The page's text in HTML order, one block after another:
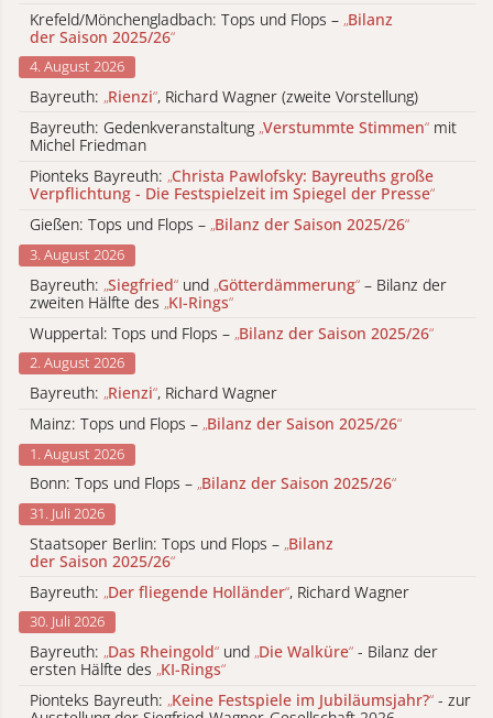
Krefeld/Mönchengladbach: Tops und Flops – „Bilanz
der Saison 2025/26“
4. August 2026
Bayreuth: „Rienzi“, Richard Wagner (zweite Vorstellung)
Bayreuth: Gedenkveranstaltung „Verstummte Stimmen“ mit
Michel Friedman
Pionteks Bayreuth: „Christa Pawlofsky: Bayreuths große
Verpflichtung - Die Festspielzeit im Spiegel der Presse“
Gießen: Tops und Flops – „Bilanz der Saison 2025/26“
3. August 2026
Bayreuth: „Siegfried“ und „Götterdämmerung“ – Bilanz der
zweiten Hälfte des „KI-Rings“
Wuppertal: Tops und Flops – „Bilanz der Saison 2025/26“
2. August 2026
Bayreuth: „Rienzi“, Richard Wagner
Mainz: Tops und Flops – „Bilanz der Saison 2025/26“
1. August 2026
Bonn: Tops und Flops – „Bilanz der Saison 2025/26“
31. Juli 2026
Staatsoper Berlin: Tops und Flops – „Bilanz
der Saison 2025/26“
Bayreuth: „Der fliegende Holländer“, Richard Wagner
30. Juli 2026
Bayreuth: „Das Rheingold“ und „Die Walküre“ - Bilanz der
ersten Hälfte des „KI-Rings“
Pionteks Bayreuth: „Keine Festspiele im Jubiläumsjahr?“ - zur